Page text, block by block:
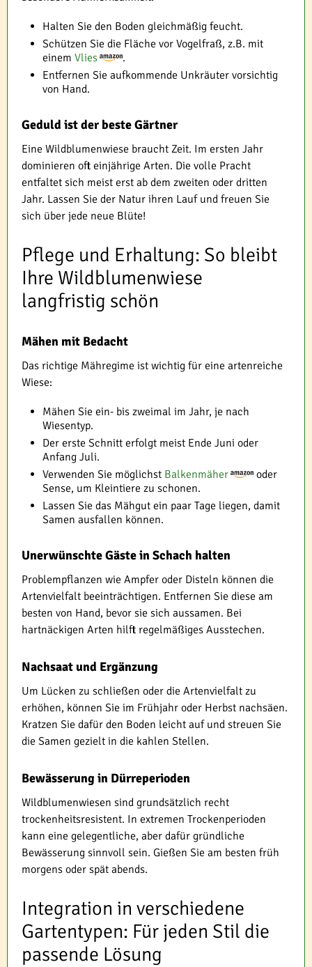
Halten Sie den Boden gleichmäßig feucht.
Schützen Sie die Fläche vor Vogelfraß, z.B. mit
einem Vlies
.
Entfernen Sie aufkommende Unkräuter vorsichtig
von Hand.
Geduld ist der beste Gärtner
Eine Wildblumenwiese braucht Zeit. Im ersten Jahr
dominieren oft einjährige Arten. Die volle Pracht
entfaltet sich meist erst ab dem zweiten oder dritten
Jahr. Lassen Sie der Natur ihren Lauf und freuen Sie
sich über jede neue Blüte!
Pflege und Erhaltung: So bleibt
Ihre Wildblumenwiese
langfristig schön
Mähen mit Bedacht
Das richtige Mähregime ist wichtig für eine artenreiche
Wiese:
Mähen Sie ein- bis zweimal im Jahr, je nach
Wiesentyp.
Der erste Schnitt erfolgt meist Ende Juni oder
Anfang Juli.
Verwenden Sie möglichst Balkenmäher
oder
Sense, um Kleintiere zu schonen.
Lassen Sie das Mähgut ein paar Tage liegen, damit
Samen ausfallen können.
Unerwünschte Gäste in Schach halten
Problempflanzen wie Ampfer oder Disteln können die
Artenvielfalt beeinträchtigen. Entfernen Sie diese am
besten von Hand, bevor sie sich aussamen. Bei
hartnäckigen Arten hilft regelmäßiges Ausstechen.
Nachsaat und Ergänzung
Um Lücken zu schließen oder die Artenvielfalt zu
erhöhen, können Sie im Frühjahr oder Herbst nachsäen.
Kratzen Sie dafür den Boden leicht auf und streuen Sie
die Samen gezielt in die kahlen Stellen.
Bewässerung in Dürreperioden
Wildblumenwiesen sind grundsätzlich recht
trockenheitsresistent. In extremen Trockenperioden
kann eine gelegentliche, aber dafür gründliche
Bewässerung sinnvoll sein. Gießen Sie am besten früh
morgens oder spät abends.
Integration in verschiedene
Gartentypen: Für jeden Stil die
passende Lösung